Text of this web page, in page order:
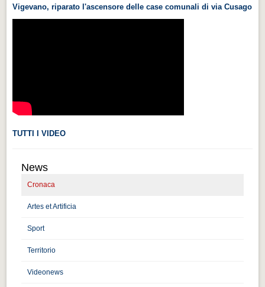
Videonews
CHI SIAMO
CITTÀ
Guida turistica rapida
Guida turistica rapida
Musica e teatro
Musica e teatro
Distretto industriale
Distretto industriale
Vigevano, riparato l'ascensore delle case comunali di via Cusago
TUTTI I VIDEO
News
Cronaca
Artes et Artificia
Sport
Territorio
Videonews